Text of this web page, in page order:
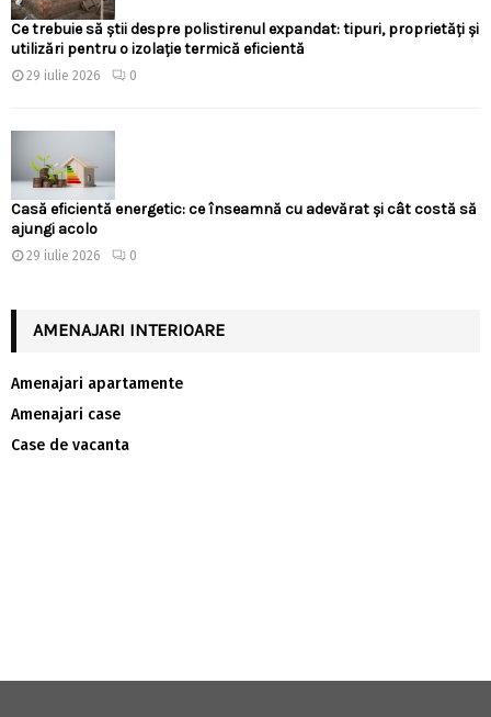
Ce trebuie să știi despre polistirenul expandat: tipuri, proprietăți și
utilizări pentru o izolație termică eficientă
29 iulie 2026 0
Casă eficientă energetic: ce înseamnă cu adevărat și cât costă să
ajungi acolo
29 iulie 2026 0
AMENAJARI INTERIOARE
Amenajari apartamente
Amenajari case
Case de vacanta